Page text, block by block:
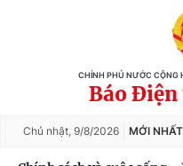
CHÍNH PHỦ NƯỚC CỘNG
Báo
Chủ nhật, 9/8/2026 MỚI NHẤT